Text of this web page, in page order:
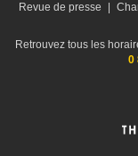
Revue de presse
Retrouvez tous les
0